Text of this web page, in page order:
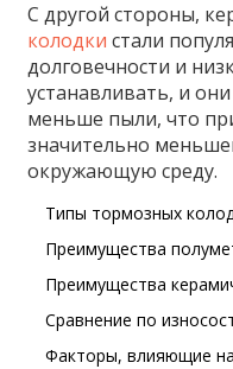
С другой стороны,
колодки стали
долговечности и
устанавливать, и
меньше пыли, что
значительно
окружающую среду.
Типы тормозных
Преимущества
Преимущества
Сравнение по
Факторы, влияющие